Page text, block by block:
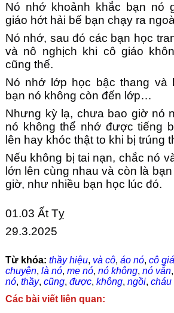
Nó nhớ khoảnh khắc bạn nó
giáo hớt hải bế bạn chạy ra
Nó nhớ, sau đó các bạn học
và nô nghịch khi cô giáo
cũng thế.
Nó nhớ lớp học bậc thang và
bạn nó không còn đến lớp…
Nhưng kỳ lạ, chưa bao giờ nó
nó không thể nhớ được tiếng
lên hay khóc thật to khi bị trúng
Nếu không bị tai nạn, chắc nó
lớn lên cùng nhau và còn là
giờ, như nhiều bạn học lúc đó.
01.03 Ất Tỵ
29.3.2025
Từ khóa: thầy hiệu, và cô, áo nó, cô
chuyện, là nó, mẹ nó, nó không, nó vẫn,
nó, thầy, cũng, được, không, ngồi, cháu
Các bài viết liên quan: